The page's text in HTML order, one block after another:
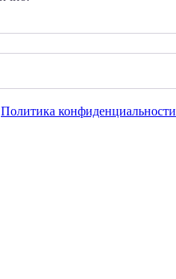
Политика конфиденциальности